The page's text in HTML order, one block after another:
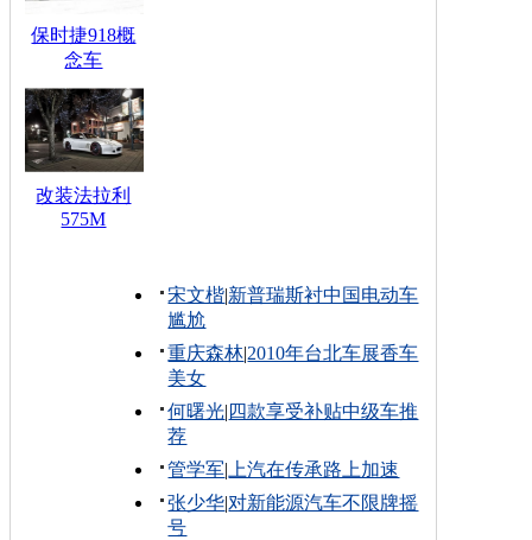
保时捷918概
念车
改装法拉利
575M
宋文楷|新普瑞斯衬中国电动车
尴尬
重庆森林|2010年台北车展香车
美女
何曙光| 四款享受补贴中级车推
荐
管学军| 上汽在传承路上加速
张少华|对新能源汽车不限牌摇
号